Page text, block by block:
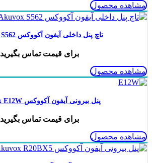
مشاهده محصول
تاچ پنل داخلی آیفون آکووکس Akuvox S562
برای قیمت تماس بگیرید
مشاهده محصول
پنل بیرونی آیفون آکووکس Akuvox E12W
برای قیمت تماس بگیرید
مشاهده محصول